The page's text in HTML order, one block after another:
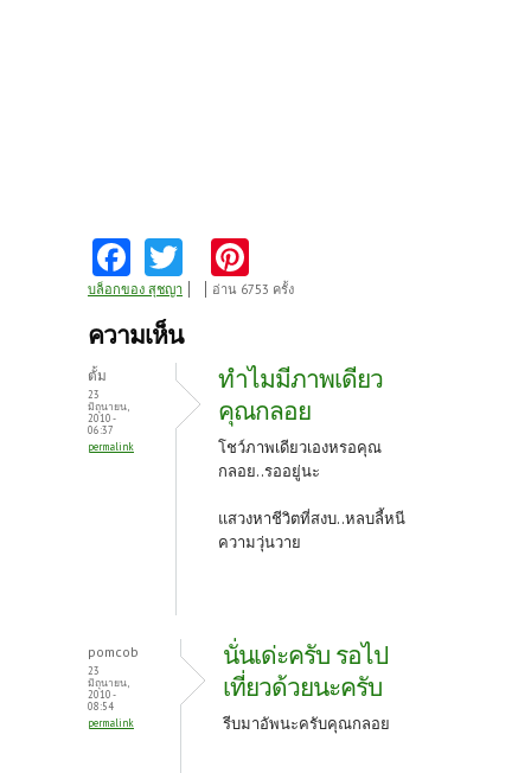
Fa
ce
b
k
w
itt
nt
es
t
บล็อกของ สุชญา อ่าน 6753 ครั้ง
ความเห็น
ตั้ม
23
มิถุนายน,
2010 -
06:37
permalink
ทำไมมีภาพเดียว
คุณกลอย
โชว์ภาพเดียวเองหรอคุณ
กลอย..รออยู่นะ
แสวงหาชีวิตที่สงบ..หลบลี้หนี
ความวุ่นวาย
pomcob
23
มิถุนายน,
2010 -
08:54
permalink
นั่นเด่ะครับ รอไป
เที่ยวด้วยนะครับ
รีบมาอัพนะครับคุณกลอย